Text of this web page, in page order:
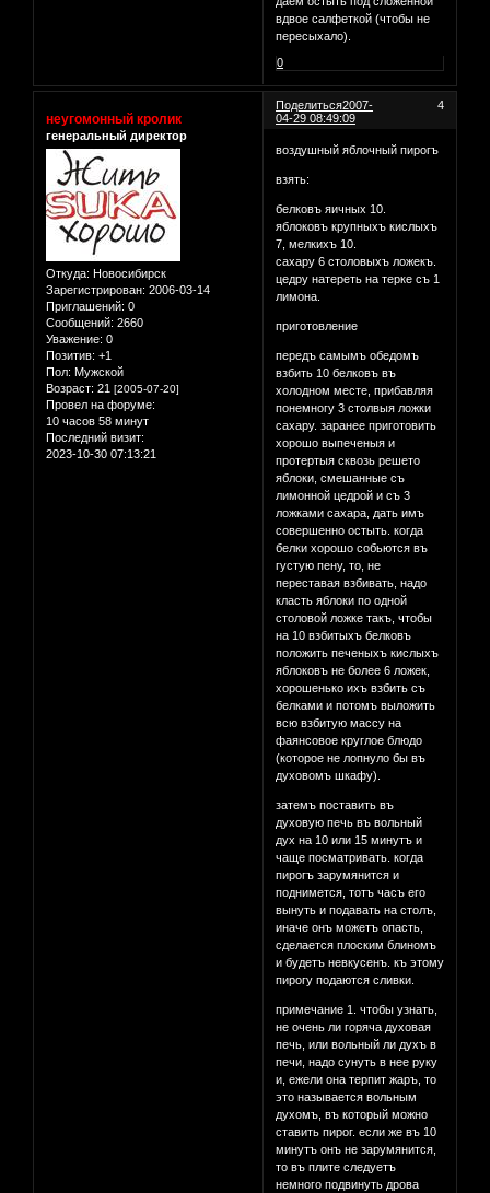
вдвое салфеткой (чтобы не
пересыхало).
0
Поделиться 4
2007-
04-29 08:49:09
неугомонный кролик
генеральный директор
Откуда: Новосибирск
Зарегистрирован: 2006-03-14
Приглашений: 0
Сообщений: 2660
Уважение: 0
Позитив: +1
Пол: Мужской
Возраст: 21 [2005-07-20]
Провел на форуме:
10 часов 58 минут
Последний визит:
2023-10-30 07:13:21
воздушный яблочный пирогъ
взять:
белковъ яичных 10.
яблоковъ крупныхъ кислыхъ
7, мелкихъ 10.
сахару 6 столовыхъ ложекъ.
цедру натереть на терке съ 1
лимона.
приготовление
передъ самымъ обедомъ
взбить 10 белковъ въ
холодном месте, прибавляя
понемногу 3 столвыя ложки
сахару. заранее приготовить
хорошо выпеченыя и
протертыя сквозь решето
яблоки, смешанные съ
лимонной цедрой и съ 3
ложками сахара, дать имъ
совершенно остыть. когда
белки хорошо собьются въ
густую пену, то, не
переставая взбивать, надо
класть яблоки по одной
столовой ложке такъ, чтобы
на 10 взбитыхъ белковъ
положить печеныхъ кислыхъ
яблоковъ не более 6 ложек,
хорошенько ихъ взбить съ
белками и потомъ выложить
всю взбитую массу на
фаянсовое круглое блюдо
(которое не лопнуло бы въ
духовомъ шкафу).
затемъ поставить въ
духовую печь въ вольный
дух на 10 или 15 минутъ и
чаще посматривать. когда
пирогъ зарумянится и
поднимется, тотъ часъ его
вынуть и подавать на столъ,
иначе онъ можетъ опасть,
сделается плоским блиномъ
и будетъ невкусенъ. къ этому
пирогу подаются сливки.
примечание 1. чтобы узнать,
не очень ли горяча духовая
печь, или вольный ли духъ в
печи, надо сунуть в нее руку
и, ежели она терпит жаръ, то
это называется вольным
духомъ, въ который можно
ставить пирог. если же въ 10
минутъ онъ не зарумянится,
то въ плите следуетъ
немного подвинуть дрова